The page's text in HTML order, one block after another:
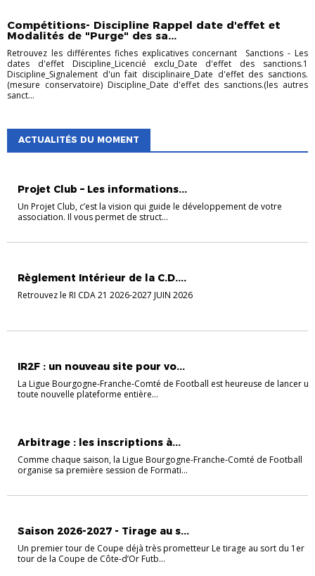
Compétitions- Discipline Rappel date d'effet et
Modalités de "Purge" des sa...
Retrouvez les différentes fiches explicatives concernant Sanctions - Les
dates d'effet Discipline_Licencié exclu_Date d'effet des sanctions.1
Discipline_Signalement d'un fait disciplinaire_Date d'effet des sanctions.
(mesure conservatoire) Discipline_Date d'effet des sanctions.(les autres
sanct...
ACTUALITÉS DU MOMENT
Projet Club – Les informations...
Un Projet Club, c’est la vision qui guide le développement de votre
association. Il vous permet de struct...
Règlement Intérieur de la C.D....
Retrouvez le RI CDA 21 2026-2027 JUIN 2026
IR2F : un nouveau site pour vo...
La Ligue Bourgogne-Franche-Comté de Football est heureuse de lancer
toute nouvelle plateforme entière...
Arbitrage : les inscriptions à...
Comme chaque saison, la Ligue Bourgogne-Franche-Comté de Football
organise sa première session de Formati...
Saison 2026-2027 - Tirage au s...
Un premier tour de Coupe déjà très prometteur Le tirage au sort du 1er
tour de la Coupe de Côte-d’Or Futb...